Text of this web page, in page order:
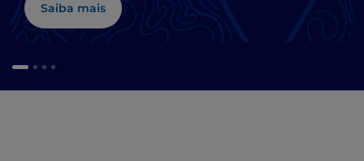
Saiba mais